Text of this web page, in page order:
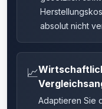
absolut nicht
📈
Adaptieren Sie